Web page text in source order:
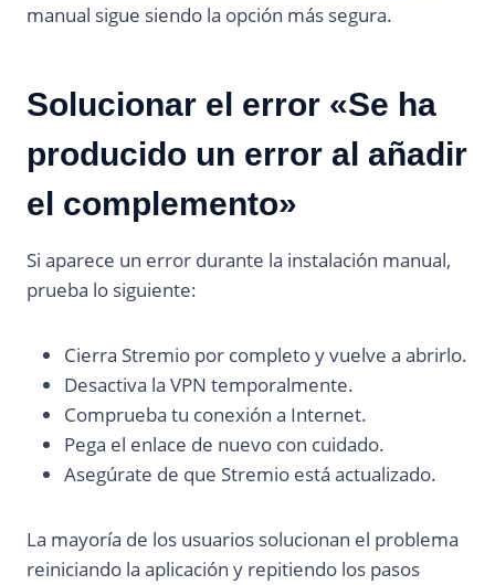
manual sigue siendo la opción más segura.
Solucionar el error «Se ha
producido un error al añadir
el complemento»
Si aparece un error durante la instalación manual,
prueba lo siguiente:
Cierra Stremio por completo y vuelve a abrirlo.
Desactiva la VPN temporalmente.
Comprueba tu conexión a Internet.
Pega el enlace de nuevo con cuidado.
Asegúrate de que Stremio está actualizado.
La mayoría de los usuarios solucionan el problema
reiniciando la aplicación y repitiendo los pasos